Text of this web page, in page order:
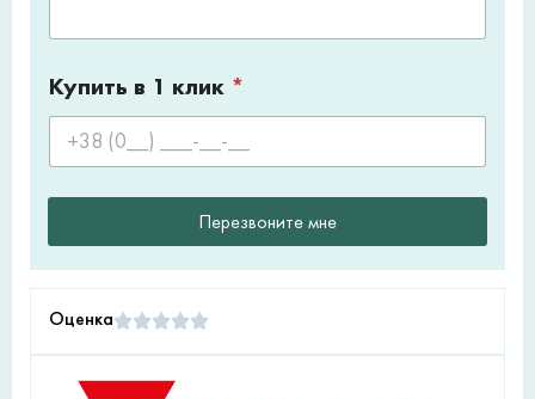
Купить в 1 клик *
Перезвоните мне
Оценка